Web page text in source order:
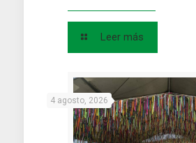
Leer más
4 agosto, 2026